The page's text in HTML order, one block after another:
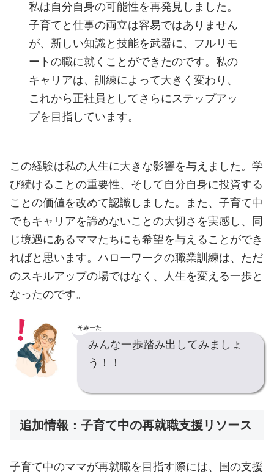
私は自分自身の可能性を再発見しました。
子育てと仕事の両立は容易ではありません
が、新しい知識と技能を武器に、フルリモ
ートの職に就くことができたのです。私の
キャリアは、訓練によって大きく変わり、
これから正社員としてさらにステップアッ
プを目指しています。
この経験は私の人生に大きな影響を与えました。学
び続けることの重要性、そして自分自身に投資する
ことの価値を改めて認識しました。また、子育て中
でもキャリアを諦めないことの大切さを実感し、同
じ境遇にあるママたちにも希望を与えることができ
ればと思います。ハローワークの職業訓練は、ただ
のスキルアップの場ではなく、人生を変える一歩と
なったのです。
そみーた
みんな一歩踏み出してみましょ
う！！
追加情報：子育て中の再就職支援リソース
子育て中のママが再就職を目指す際には、国の支援